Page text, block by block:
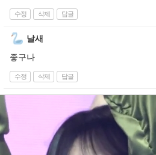
수정 삭제 답글
날새
좋구나
수정 삭제 답글